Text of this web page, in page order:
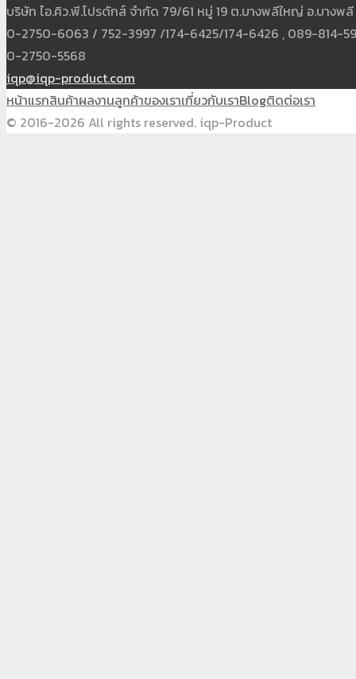
บริษัท ไอ.คิว.พี.โปรดักส์ จำกัด 79/61 หมู่ 19 ต.บางพลีใหญ่ อ.บางพ
0-2750-6063 / 752-3997 /174-6425/174-6426 , 089-814-
0-2750-5568
iqp@iqp-product.com
หน้าแรกสินค้าผลงานลูกค้าของเราเกี่ยวกับเราBlogติดต่อเรา
© 2016-2026 All rights reserved. iqp-Product